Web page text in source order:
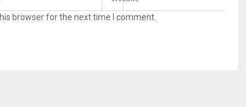
browser for the next time I comment.